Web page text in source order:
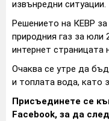
извънредни ситуации.
Решението на КЕВР
природния газ за юли
интернет страницата
Очаква се утре да
и топлата вода, като
Присъединете се
Facebook, за да